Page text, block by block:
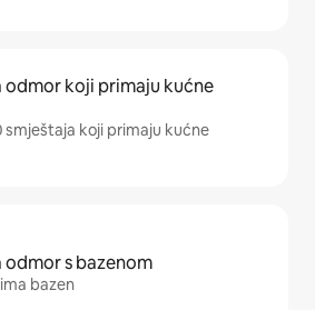
odmor koji primaju kućne
smještaja koji primaju kućne
odmor s bazenom
bazen